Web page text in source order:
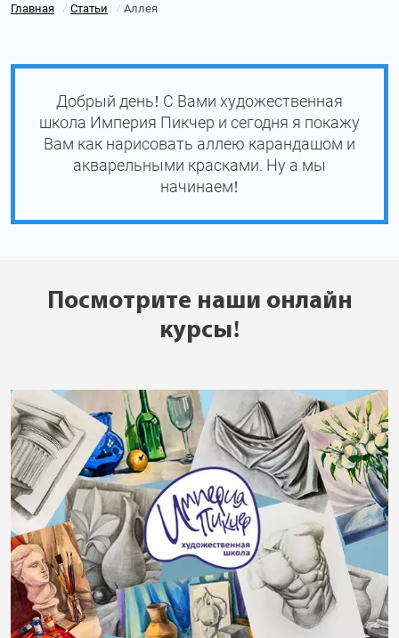
Главная / Статьи / Аллея
Добрый день! С Вами художественная
школа Империя Пикчер и сегодня я покажу
Вам как нарисовать аллею карандашом и
акварельными красками. Ну а мы
начинаем!
Посмотрите наши онлайн
курсы!